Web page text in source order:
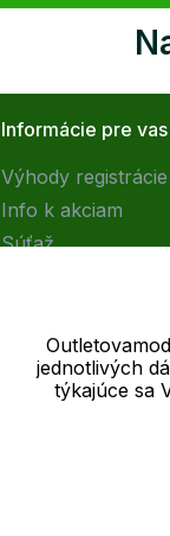
Informácie pre vas
Výhody registrácie
Info k akciam
Súťaž
jednotlivých
týkajúce sa